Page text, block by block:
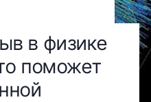
в физике
поможет